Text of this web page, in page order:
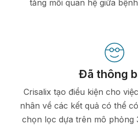
tăng mối quan hệ giữa
Đã thông
Crisalix tạo điều kiện cho
nhân về các kết quả có thể
chọn lọc dựa trên mô phỏng